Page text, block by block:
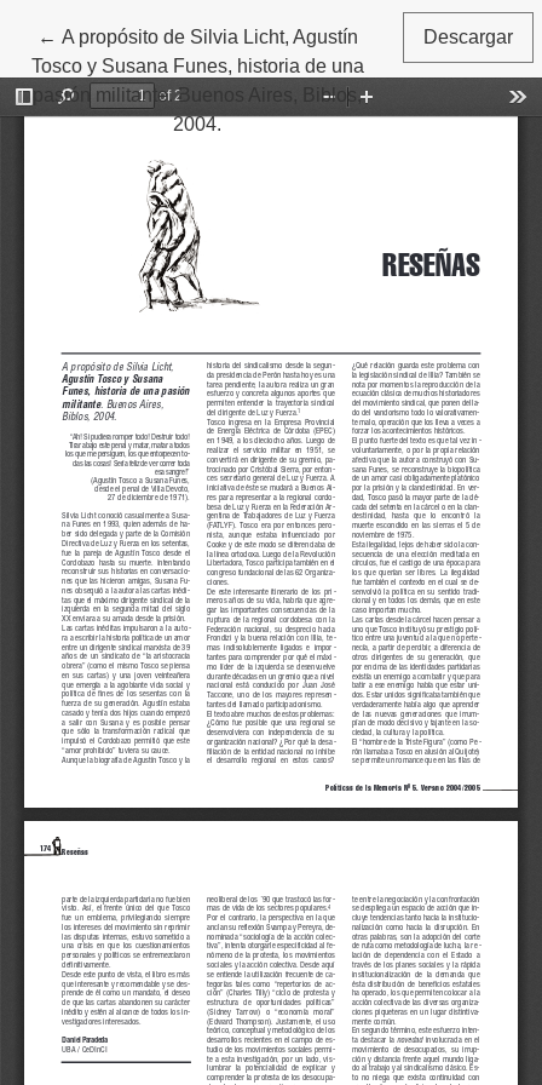
← Volver a los detalles del artículo
A propósito de Silvia Licht, Agustín
Tosco y Susana Funes, historia de una
pasión militante. Buenos Aires, Biblos,
2004.
Descargar